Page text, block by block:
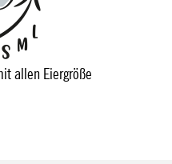
allen Eiergröße